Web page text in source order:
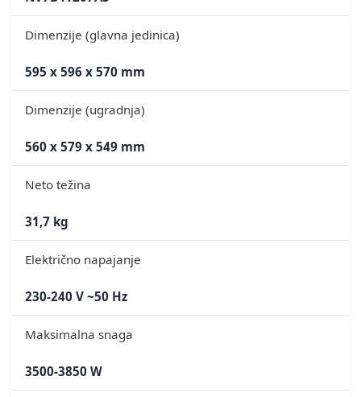
Dimenzije (glavna jedinica)
595 x 596 x 570 mm
Dimenzije (ugradnja)
560 x 579 x 549 mm
Neto težina
31,7 kg
Električno napajanje
230-240 V ~50 Hz
Maksimalna snaga
3500-3850 W